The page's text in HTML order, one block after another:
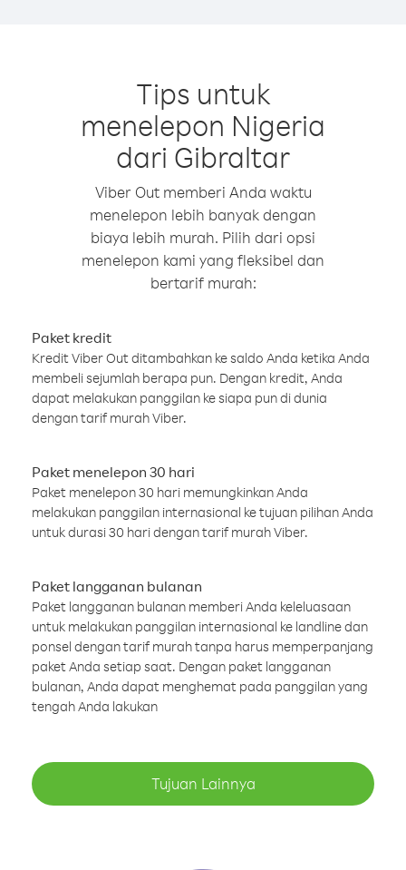
Tips untuk
menelepon Nigeria
dari Gibraltar
Viber Out memberi Anda waktu
menelepon lebih banyak dengan
biaya lebih murah. Pilih dari opsi
menelepon kami yang fleksibel dan
bertarif murah:
Paket kredit
Kredit Viber Out ditambahkan ke saldo Anda ketika Anda
membeli sejumlah berapa pun. Dengan kredit, Anda
dapat melakukan panggilan ke siapa pun di dunia
dengan tarif murah Viber.
Paket menelepon 30 hari
Paket menelepon 30 hari memungkinkan Anda
melakukan panggilan internasional ke tujuan pilihan Anda
untuk durasi 30 hari dengan tarif murah Viber.
Paket langganan bulanan
Paket langganan bulanan memberi Anda keleluasaan
untuk melakukan panggilan internasional ke landline dan
ponsel dengan tarif murah tanpa harus memperpanjang
paket Anda setiap saat. Dengan paket langganan
bulanan, Anda dapat menghemat pada panggilan yang
tengah Anda lakukan
Tujuan Lainnya